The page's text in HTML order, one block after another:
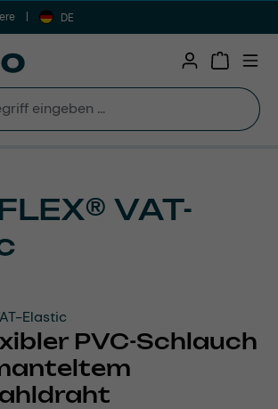
DE
VAT-
PVC-Schlauch